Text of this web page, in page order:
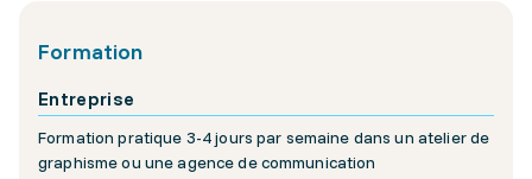
Formation
Entreprise
Formation pratique 3-4 jours par semaine dans un atelier de
graphisme ou une agence de communication